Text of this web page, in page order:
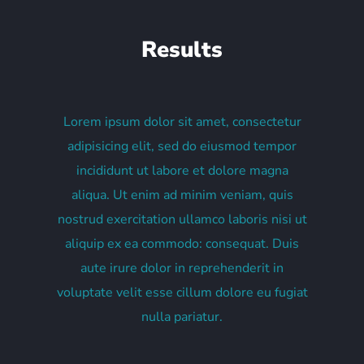
Results
Lorem ipsum dolor sit amet, consectetur
adipisicing elit, sed do eiusmod tempor
incididunt ut labore et dolore magna
aliqua. Ut enim ad minim veniam, quis
nostrud exercitation ullamco laboris nisi ut
aliquip ex ea commodo: consequat. Duis
aute irure dolor in reprehenderit in
voluptate velit esse cillum dolore eu fugiat
nulla pariatur.